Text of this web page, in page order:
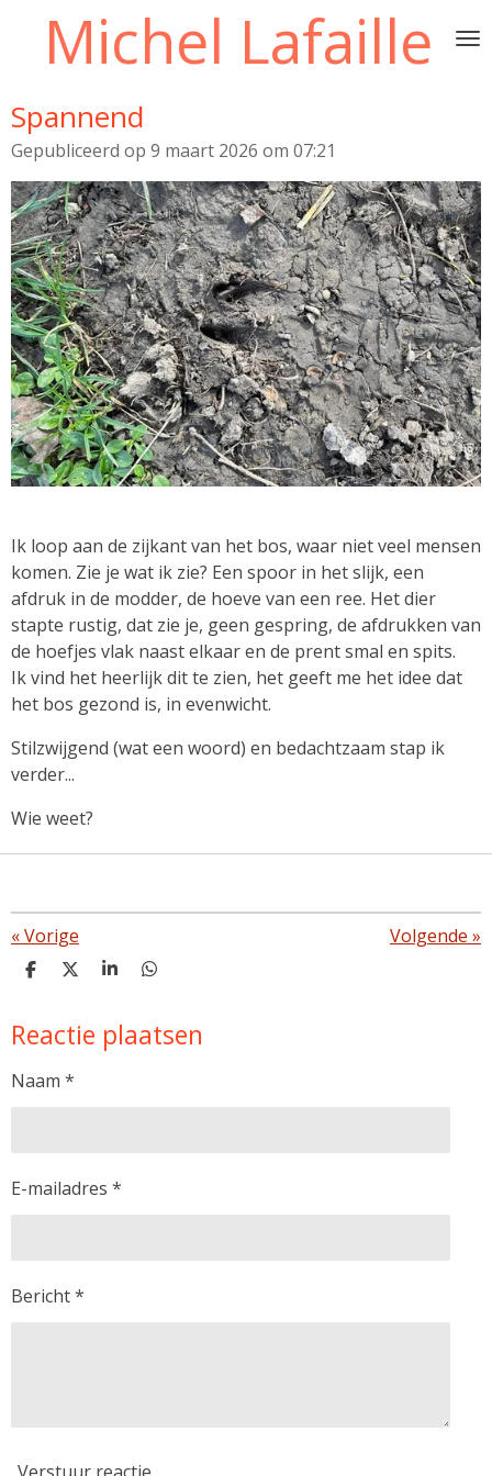
hoofdinhoud
Michel Lafaille
Spannend
Gepubliceerd op 9 maart 2026 om 07:21
Ik loop aan de zijkant van het bos, waar niet veel mensen
komen. Zie je wat ik zie? Een spoor in het slijk, een
afdruk in de modder, de hoeve van een ree. Het dier
stapte rustig, dat zie je, geen gespring, de afdrukken van
de hoefjes vlak naast elkaar en de prent smal en spits.
Ik vind het heerlijk dit te zien, het geeft me het idee dat
het bos gezond is, in evenwicht.
Stilzwijgend (wat een woord) en bedachtzaam stap ik
verder...
Wie weet?
«Vorige Volgende »
D
e
n
D
l
S
r
e
D
e
n
Reactie plaatsen
Naam *
E-mailadres *
Bericht *